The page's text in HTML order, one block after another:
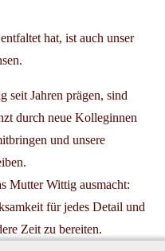
hat, ist auch unser
seit Jahren prägen, sind
durch neue Kolleginnen
und unsere
Mutter Wittig ausmacht:
für jedes Detail und
Zeit zu bereiten.